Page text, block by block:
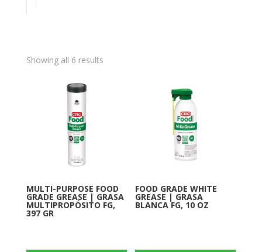
Showing all 6 results
MULTI-PURPOSE FOOD
GRADE GREASE | GRASA
MULTIPROPÓSITO FG,
397 GR
FOOD GRADE WHITE
GREASE | GRASA
BLANCA FG, 10 OZ